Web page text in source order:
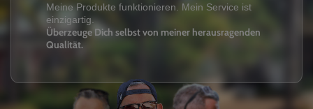
Meine Produkte funktionieren. Mein Service ist
einzigartig.
Überzeuge Dich selbst von meiner herausragenden
Qualität.